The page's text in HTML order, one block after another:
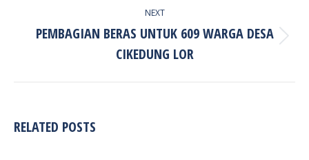
NEXT
Next
post:
PEMBAGIAN BERAS UNTUK 609 WARGA DESA
CIKEDUNG LOR
RELATED POSTS